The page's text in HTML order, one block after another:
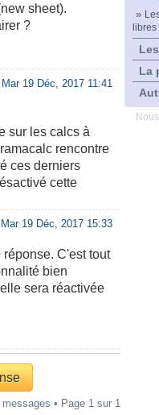
»
libres
La
sheet).
?
Mar 19 Déc, 2017 11:41
sur les calcs à
rencontre
ces derniers
cette
Mar 19 Déc, 2017 15:33
réponse. C'est tout
bien
sera réactivée
• Page 1 sur 1